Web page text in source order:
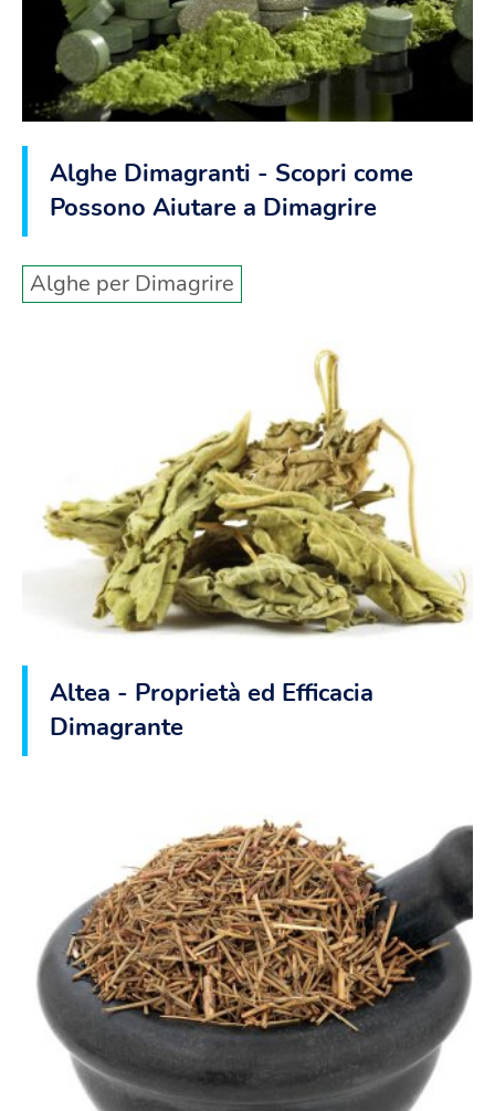
Alghe Dimagranti - Scopri come
Possono Aiutare a Dimagrire
Alghe per Dimagrire
Altea - Proprietà ed Efficacia
Dimagrante